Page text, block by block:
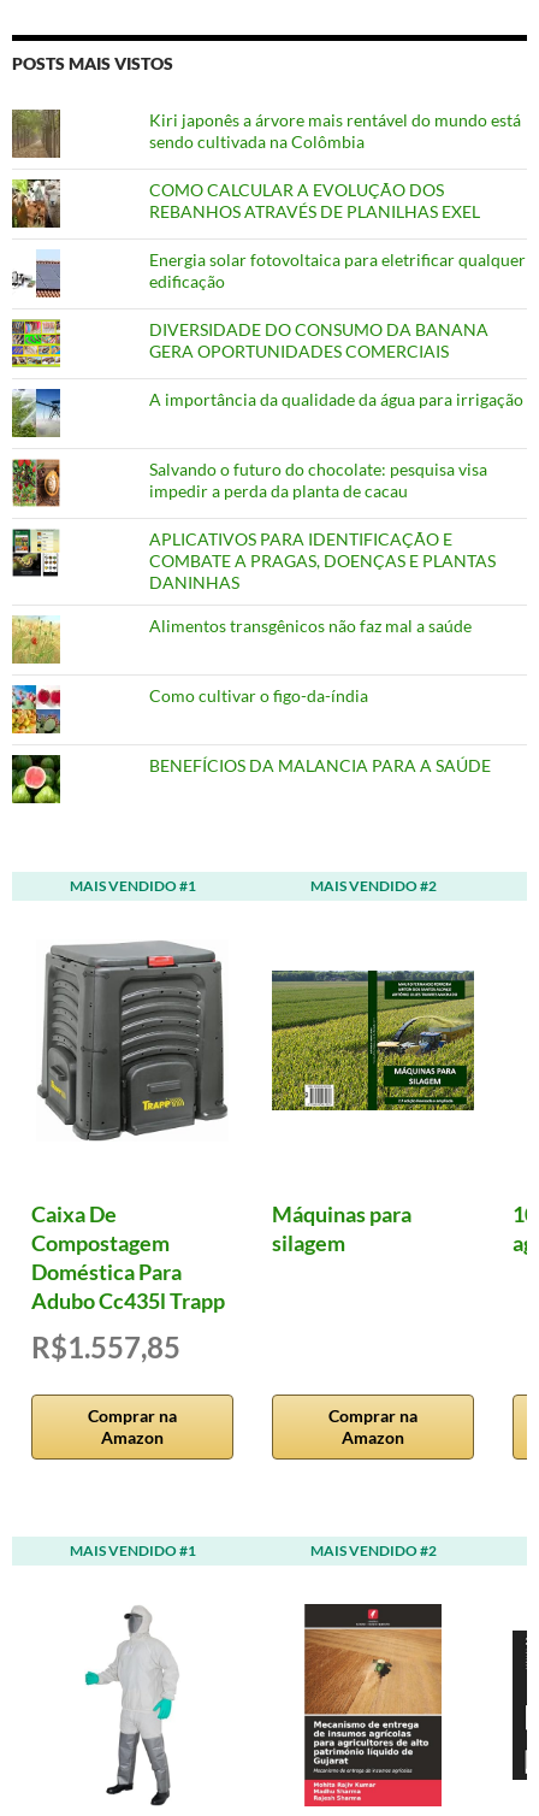
POSTS MAIS VISTOS
Kiri japonês a árvore mais rentável do mundo está
sendo cultivada na Colômbia
COMO CALCULAR A EVOLUÇÃO DOS
REBANHOS ATRAVÉS DE PLANILHAS EXEL
Energia solar fotovoltaica para eletrificar qualquer
edificação
DIVERSIDADE DO CONSUMO DA BANANA
GERA OPORTUNIDADES COMERCIAIS
A importância da qualidade da água para irrigação
Salvando o futuro do chocolate: pesquisa visa
impedir a perda da planta de cacau
APLICATIVOS PARA IDENTIFICAÇÃO E
COMBATE A PRAGAS, DOENÇAS E PLANTAS
DANINHAS
Alimentos transgênicos não faz mal a saúde
Como cultivar o figo-da-índia
BENEFÍCIOS DA MALANCIA PARA A SAÚDE
MAIS VENDIDO #1
Caixa De
Compostagem
Doméstica Para
Adubo Cc435l Trapp
R$1.557,85
Comprar na
Amazon
MAIS VENDIDO #2
Máquinas para
silagem
Comprar na
Amazon
MAIS VENDIDO #1 MAIS VENDIDO #2